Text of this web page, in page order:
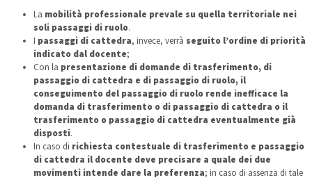
La mobilità professionale prevale su quella territoriale nei
soli passaggi di ruolo.
I passaggi di cattedra, invece, verrà seguito l’ordine di priorità
indicato dal docente;
Con la presentazione di domande di trasferimento, di
passaggio di cattedra e di passaggio di ruolo, il
conseguimento del passaggio di ruolo rende inefficace la
domanda di trasferimento o di passaggio di cattedra o il
trasferimento o passaggio di cattedra eventualmente già
disposti.
In caso di richiesta contestuale di trasferimento e passaggio
di cattedra il docente deve precisare a quale dei due
movimenti intende dare la preferenza; in caso di assenza di tale